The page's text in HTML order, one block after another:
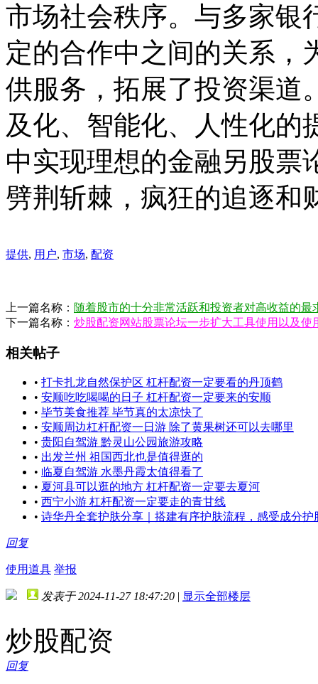
市场社会秩序。与多家银
定的合作中之间的关系，
供服务，拓展了投资渠道
及化、智能化、人性化的
中实现理想的金融另股票
劈荆斩棘，疯狂的追逐和
提供, 用户, 市场, 配资
上一篇名称： 随着股市的十分非常活跃和投资者对高收益的最
下一篇名称： 炒股配资网站股票论坛一步扩大工具使用以及使
相关帖子
• 打卡扎龙自然保护区 杠杆配资一定要看的丹顶鹤
• 安顺吃吃喝喝的日子 杠杆配资一定要来的安顺
• 毕节美食推荐 毕节真的太凉快了
• 安顺周边杠杆配资一日游 除了黄果树还可以去哪里
• 贵阳自驾游 黔灵山公园旅游攻略
• 出发兰州 祖国西北也是值得逛的
• 临夏自驾游 水墨丹霞太值得看了
• 夏河县可以逛的地方 杠杆配资一定要去夏河
• 西宁小游 杠杆配资一定要走的青甘线
• 诗华丹全套护肤分享｜搭建有序护肤流程，感受成分护
回复
使用道具 举报
发表于 2024-11-27 18:47:20 | 显示全部楼层
炒股配资
回复